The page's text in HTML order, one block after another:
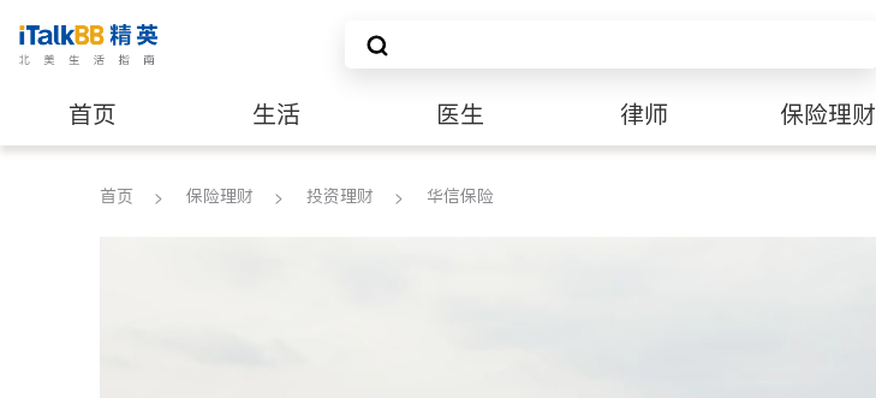
首页 生活 医生 律师 保险理财
养老 非盈利组织
首页 保险理财 投资理财 华信保险